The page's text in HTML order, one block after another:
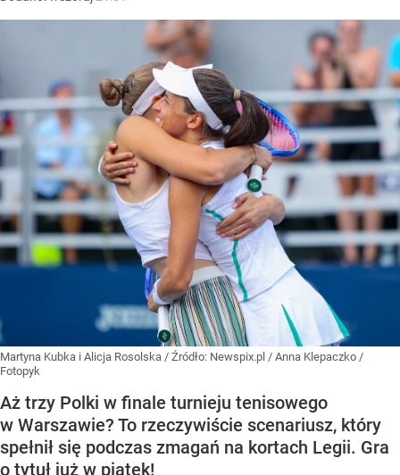
Martyna Kubka i Alicja Rosolska / Źródło: Newspix.pl / Anna Klepaczko /
Fotopyk
Aż trzy Polki w finale turnieju tenisowego
w Warszawie? To rzeczywiście scenariusz, który
spełnił się podczas zmagań na kortach Legii. Gra
o tytuł już w piątek!